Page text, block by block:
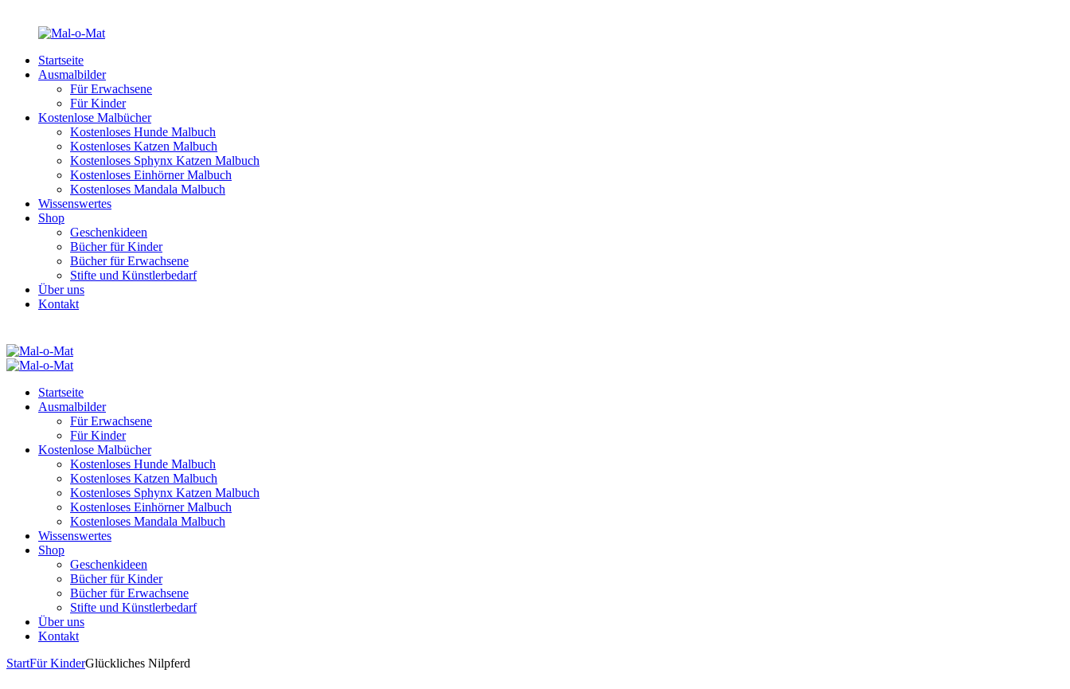
Startseite
Ausmalbilder
Für Erwachsene
Für Kinder
Kostenlose Malbücher
Kostenloses Hunde Malbuch
Kostenloses Katzen Malbuch
Kostenloses Sphynx Katzen Malbuch
Kostenloses Einhörner Malbuch
Kostenloses Mandala Malbuch
Wissenswertes
Shop
Geschenkideen
Bücher für Kinder
Bücher für Erwachsene
Stifte und Künstlerbedarf
Über uns
Kontakt
Startseite
Ausmalbilder
Für Erwachsene
Für Kinder
Kostenlose Malbücher
Kostenloses Hunde Malbuch
Kostenloses Katzen Malbuch
Kostenloses Sphynx Katzen Malbuch
Kostenloses Einhörner Malbuch
Kostenloses Mandala Malbuch
Wissenswertes
Shop
Geschenkideen
Bücher für Kinder
Bücher für Erwachsene
Stifte und Künstlerbedarf
Über uns
Kontakt
StartFür KinderGlückliches Nilpferd